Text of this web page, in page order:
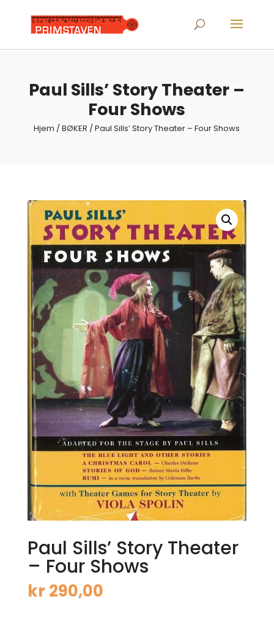
search
Paul Sills’ Story Theater –
Four Shows
Hjem /BØKER / Paul Sills’ Story Theater – Four Shows
Paul Sills’ Story Theater
– Four Shows
kr 290,00